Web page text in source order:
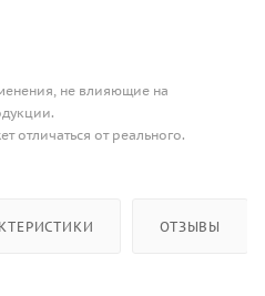
не влияющие на
отличаться от реального.
ОТЗЫВЫ